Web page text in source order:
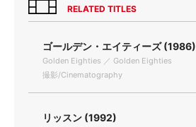
RELATED TITLES
ゴールデン・エイティーズ (1986)
Golden Eighties ／ Golden Eighties
撮影/Cinematography
リッスン (1992)